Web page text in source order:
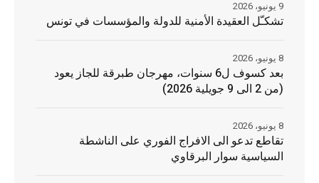
تشكـّل العقيدة الأمنية للدولة والمؤسسات في تونس
9 يونيو، 2026
بعد كسوف ل6 سنوات، مهرجان طبرقة للجاز يعود
(من 2 الى 9 جويلية 2026)
8 يونيو، 2026
تقاطع تدعو الى الافراج الفوري على الناشطة
السياسية سوار البرقاوي
8 يونيو، 2026